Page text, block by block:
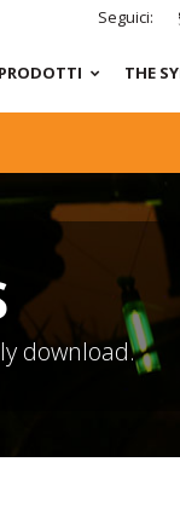
Seguici:
PRODOTTI THE
download.